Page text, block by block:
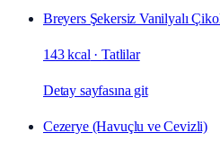
Breyers Şekersiz Vanilyalı
143 kcal ·Tatlilar
Detay sayfasına git
Cezerye (Havuçlu ve Cevizli)